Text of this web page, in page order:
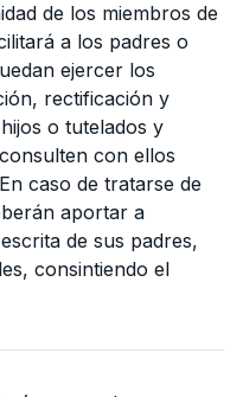
de los miembros de
a los padres o
ejercer los
rectificación y
o tutelados y
con ellos
caso de tratarse de
aportar a
de sus padres,
consintiendo el